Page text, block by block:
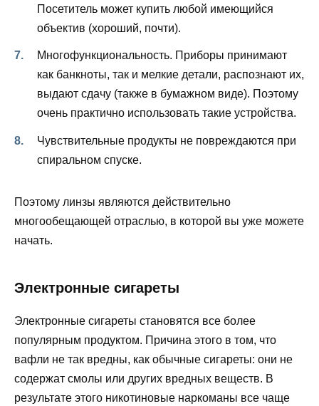
Посетитель может купить любой имеющийся
объектив (хороший, почти).
Многофункциональность. Приборы принимают
как банкноты, так и мелкие детали, распознают их,
выдают сдачу (также в бумажном виде). Поэтому
очень практично использовать такие устройства.
Чувствительные продукты не повреждаются при
спиральном спуске.
Поэтому линзы являются действительно
многообещающей отраслью, в которой вы уже можете
начать.
Электронные сигареты
Электронные сигареты становятся все более
популярным продуктом. Причина этого в том, что
вафли не так вредны, как обычные сигареты: они не
содержат смолы или других вредных веществ. В
результате этого никотиновые наркоманы все чаще